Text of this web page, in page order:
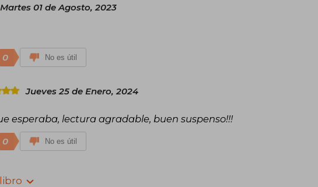
Martes 01 de Agosto, 2023
0 No es útil
Jueves 25 de Enero, 2024
esperaba, lectura agradable, buen suspenso!!!
0 No es útil